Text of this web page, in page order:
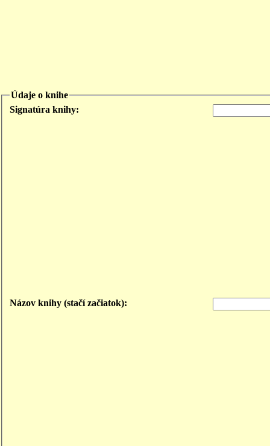
Údaje o knihe
Signatúra knihy:
Názov knihy (stačí začiatok):